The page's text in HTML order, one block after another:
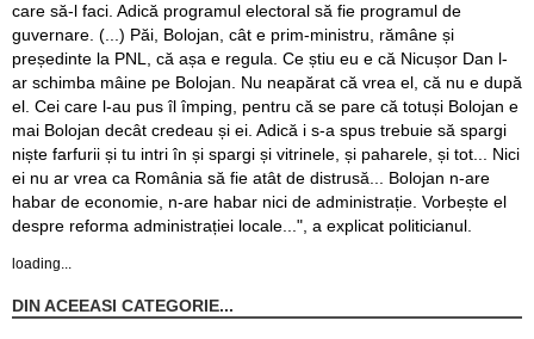
care să-l faci. Adică programul electoral să fie programul de
guvernare. (...) Păi, Bolojan, cât e prim-ministru, rămâne și
președinte la PNL, că așa e regula. Ce știu eu e că Nicușor Dan l-
ar schimba mâine pe Bolojan. Nu neapărat că vrea el, că nu e după
el. Cei care l-au pus îl împing, pentru că se pare că totuși Bolojan e
mai Bolojan decât credeau și ei. Adică i s-a spus trebuie să spargi
niște farfurii și tu intri în și spargi și vitrinele, și paharele, și tot... Nici
ei nu ar vrea ca România să fie atât de distrusă... Bolojan n-are
habar de economie, n-are habar nici de administrație. Vorbește el
despre reforma administrației locale...", a explicat politicianul.
loading...
DIN ACEEASI CATEGORIE...